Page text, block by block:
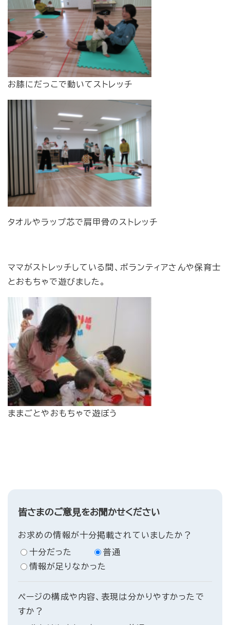
​お膝にだっこで動いてストレッチ
タオルやラップ芯で肩甲骨のストレッチ
ママがストレッチしている間、ボランティアさんや保育士
とおもちゃで遊びました。
​ままごとやおもちゃで遊ぼう
皆さまのご意見をお聞かせください
お求めの情報が十分掲載されていましたか？
十分だった
普通
情報が足りなかった
ページの構成や内容、表現は分かりやすかったで
すか？